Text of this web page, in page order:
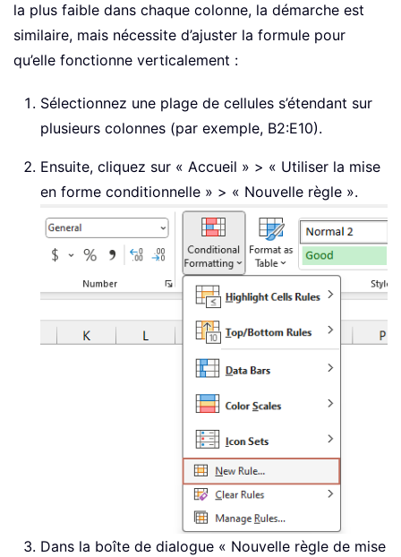
la plus faible dans chaque colonne, la démarche est
similaire, mais nécessite d’ajuster la formule pour
qu’elle fonctionne verticalement :
Sélectionnez une plage de cellules s’étendant sur
plusieurs colonnes (par exemple, B2:E10).
Ensuite, cliquez sur « Accueil » > « Utiliser la mise
en forme conditionnelle » > « Nouvelle règle ».
Dans la boîte de dialogue « Nouvelle règle de mise